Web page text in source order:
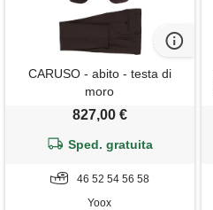
CARUSO - abito - testa di
moro
827,00 €
Sped. gratuita
46 52 54 56 58
Yoox